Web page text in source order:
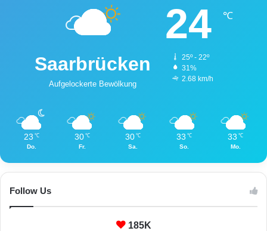
Saarbrücken
Aufgelockerte Bewölkung
24 ℃
25º - 22º
31%
2.68 km/h
23 ℃
Do.
30 ℃
Fr.
30 ℃
Sa.
33 ℃
So.
33 ℃
Mo.
Follow Us
185K